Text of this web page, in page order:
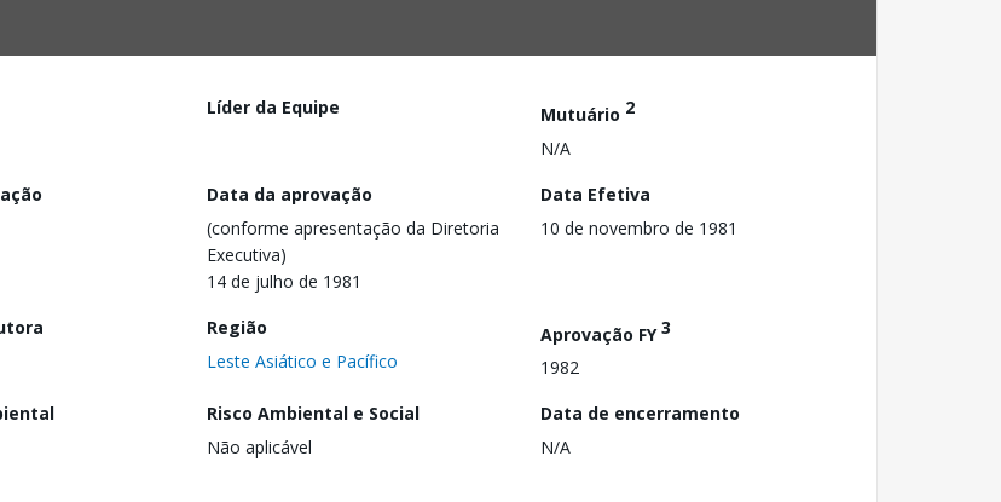
Líder da Equipe Mutuário 2
N/A
Data da aprovação
(conforme apresentação da Diretoria
Executiva)
14 de julho de 1981
Data Efetiva
10 de novembro de 1981
Região
Leste Asiático e Pacífico
Aprovação FY3
1982
Risco Ambiental e Social
Não aplicável
Data de encerramento
N/A